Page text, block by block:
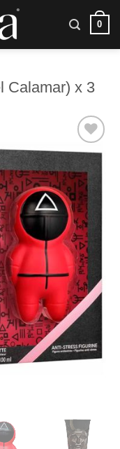
0
Calamar) x 3
Añadir
a la
lista de
deseos